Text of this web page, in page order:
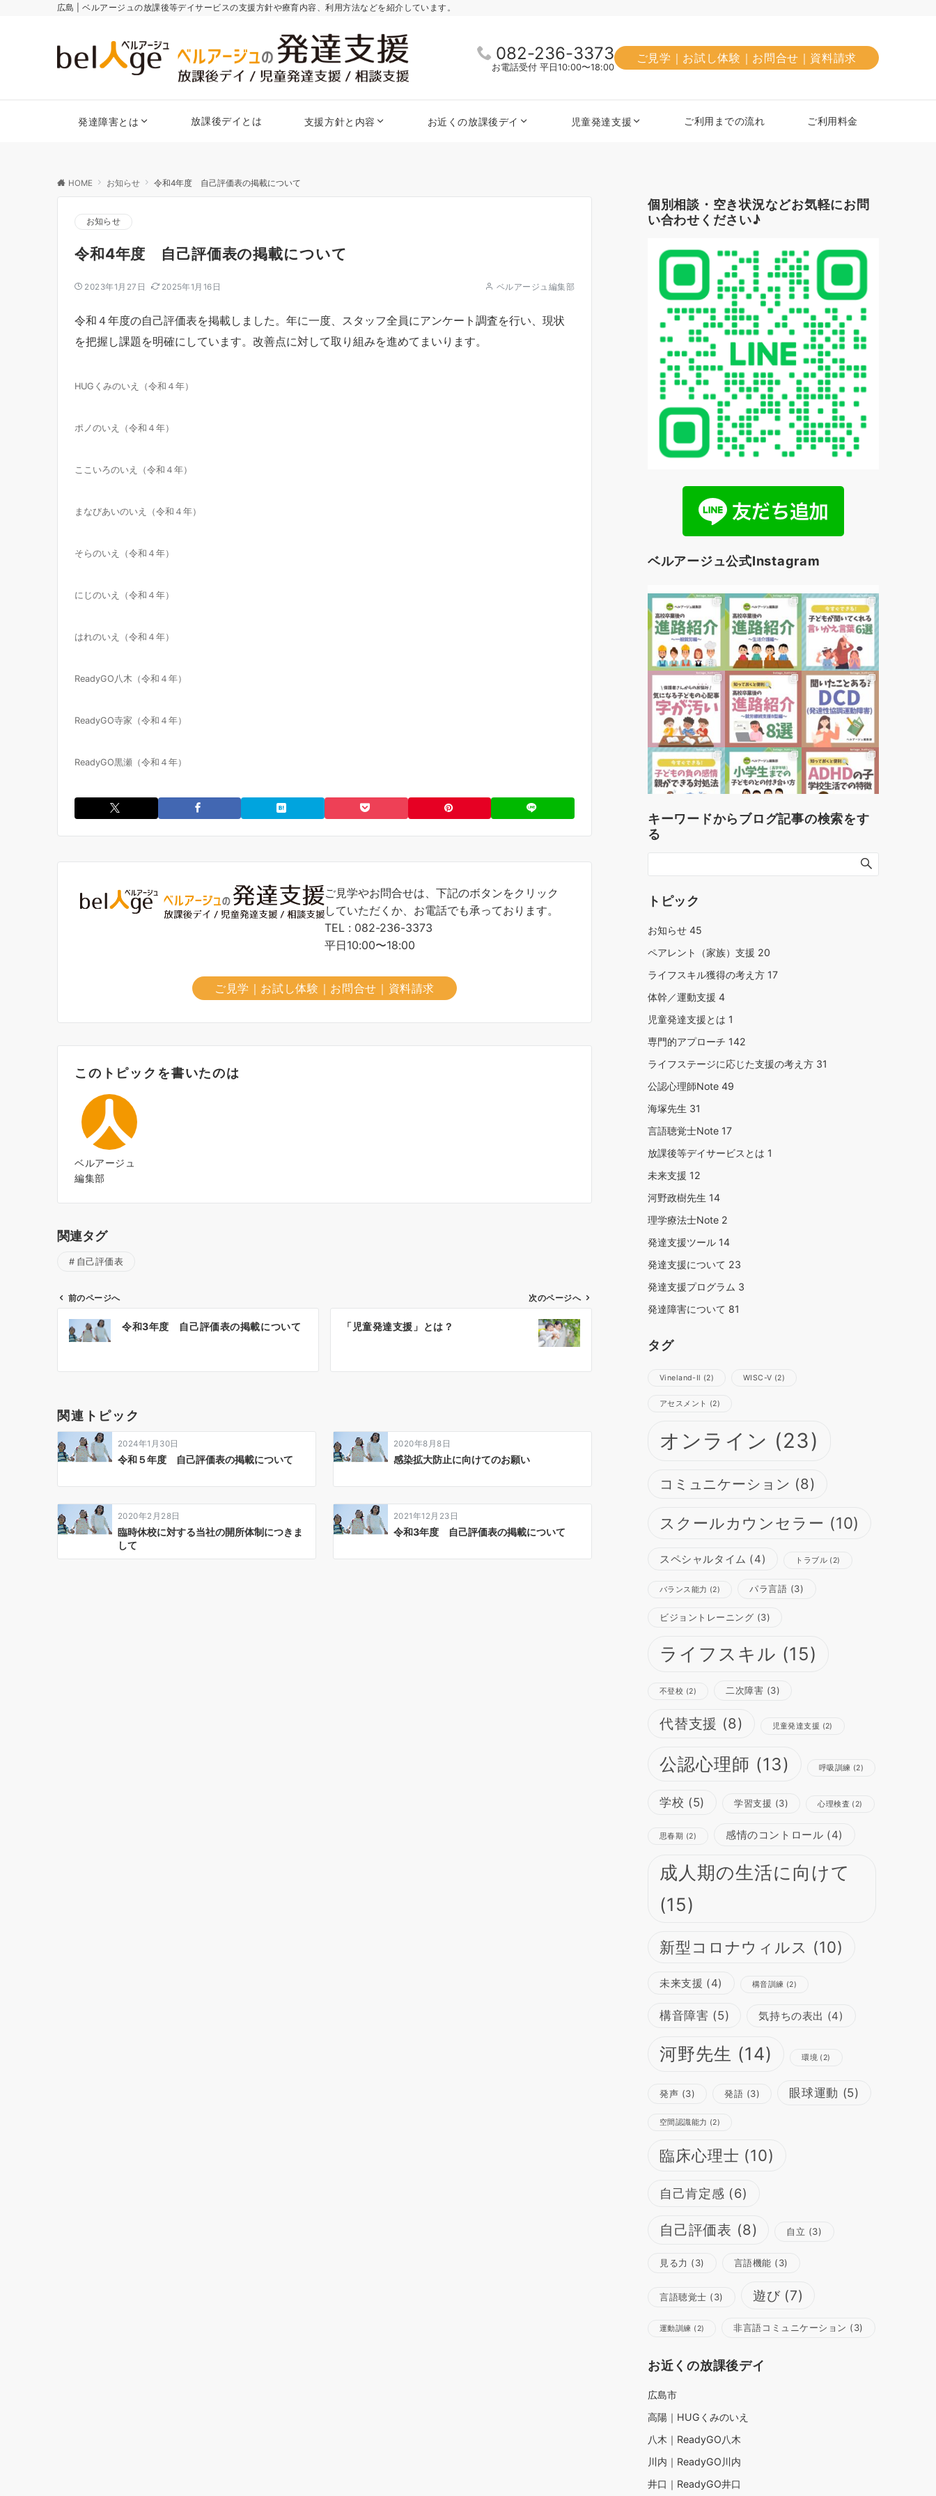
広島 | ベルアージュの放課後等デイサービスの支援方針や療育内容、利用方法などを紹介しています。
082-236-3373
お電話受付 平日10:00〜18:00
ご見学｜お試し体験｜お問合せ｜資料請求
発達障害とは 放課後デイとは 支援方針と内容 お近くの放課後デイ 児童発達支援 ご利用までの流れ ご利用料金
HOME お知らせ 令和4年度 自己評価表の掲載について
お知らせ
令和4年度 自己評価表の掲載について
2023年1月27日 2025年1月16日 ベルアージュ編集部
令和４年度の自己評価表を掲載しました。年に一度、スタッフ全員にアンケート調査を行い、現状
を把握し課題を明確にしています。改善点に対して取り組みを進めてまいります。
HUGくみのいえ（令和４年）
ポノのいえ（令和４年）
ここいろのいえ（令和４年）
まなびあいのいえ（令和４年）
そらのいえ（令和４年）
にじのいえ（令和４年）
はれのいえ（令和４年）
ReadyGO八木（令和４年）
ReadyGO寺家（令和４年）
ReadyGO黒瀬（令和４年）
ご見学やお問合せは、下記のボタンをクリック
していただくか、お電話でも承っております。
TEL : 082-236-3373
平日10:00〜18:00
ご見学｜お試し体験｜お問合せ｜資料請求
このトピックを書いたのは
ベルアージュ
編集部
関連タグ
自己評価表
投
稿
ゲ
ー
シ
ョ
ン
前のページへ
令和3年度 自己評価表の掲載について
次のページへ
「児童発達支援」とは？
関連トピック
2024年1月30日
令和５年度 自己評価表の掲載について
2020年8月8日
感染拡大防止に向けてのお願い
2020年2月28日
臨時休校に対する当社の開所体制につきま
して
2021年12月23日
令和3年度 自己評価表の掲載について
個別相談・空き状況などお気軽にお問
い合わせください♪
ベルアージュ公式Instagram
キーワードからブログ記事の検索をす
る
トピック
お知らせ 45
ペアレント（家族）支援 20
ライフスキル獲得の考え方 17
体幹／運動支援 4
児童発達支援とは 1
専門的アプローチ 142
ライフステージに応じた支援の考え方 31
公認心理師Note 49
海塚先生 31
言語聴覚士Note 17
放課後等デイサービスとは 1
未来支援 12
河野政樹先生 14
理学療法士Note 2
発達支援ツール 14
発達支援について 23
発達支援プログラム 3
発達障害について 81
タグ
Vineland-Ⅱ (2) WISC-Ⅴ (2)
アセスメント (2)
オンライン (23)
コミュニケーション (8)
スクールカウンセラー (10)
スペシャルタイム (4) トラブル (2)
バランス能力 (2) パラ言語 (3)
ビジョントレーニング (3)
ライフスキル (15)
不登校 (2) 二次障害 (3)
代替支援 (8) 児童発達支援 (2)
公認心理師 (13) 呼吸訓練 (2)
学校 (5) 学習支援 (3) 心理検査 (2)
思春期 (2) 感情のコントロール (4)
成人期の生活に向けて
(15)
新型コロナウィルス (10)
未来支援 (4) 構音訓練 (2)
構音障害 (5) 気持ちの表出 (4)
河野先生 (14) 環境(2)
発声 (3) 発語 (3) 眼球運動 (5)
空間認識能力 (2)
臨床心理士 (10)
自己肯定感 (6)
自己評価表 (8) 自立 (3)
見る力 (3) 言語機能 (3)
言語聴覚士 (3) 遊び(7)
運動訓練 (2) 非言語コミュニケーション (3)
お近くの放課後デイ
広島市
高陽｜HUGくみのいえ
八木｜ReadyGO八木
川内｜ReadyGO川内
井口｜ReadyGO井口